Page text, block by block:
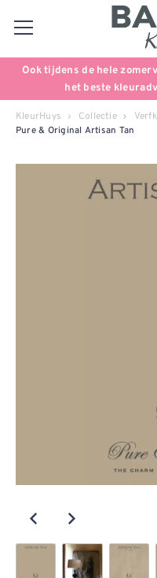
Ook tijdens de hele
het beste
KleurHuys Collectie
Pure & Original Artisan Tan